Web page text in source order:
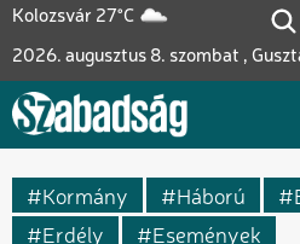
Ugrás
tartalomra
Kolozsvár 27°C
2026. augusztus 8. szombat ,
Kormány Háború
Erdély
Események